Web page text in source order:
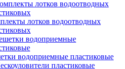
лотков водоотводных
водоприемные пластиковые